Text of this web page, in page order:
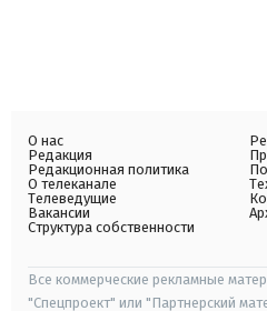
О нас
Редакция
Редакционная политика
О телеканале
Телеведущие
Вакансии
Структура собственности
Все коммерческие рекламные
"Спецпроект" или "Партнерский